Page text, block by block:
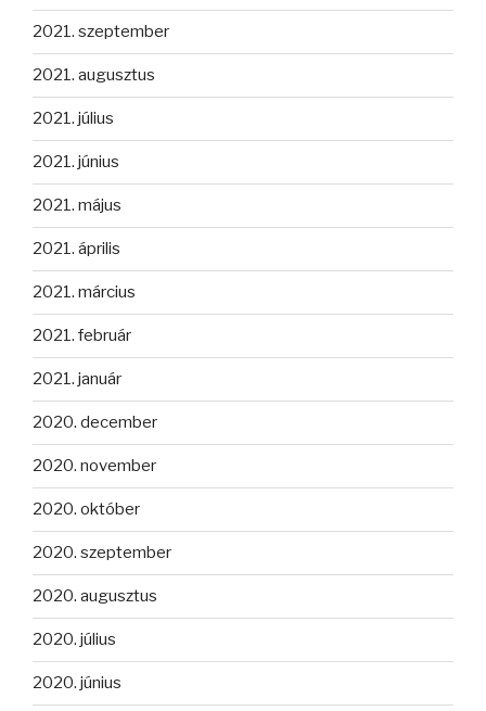
2021. szeptember
2021. augusztus
2021. július
2021. június
2021. május
2021. április
2021. március
2021. február
2021. január
2020. december
2020. november
2020. október
2020. szeptember
2020. augusztus
2020. július
2020. június